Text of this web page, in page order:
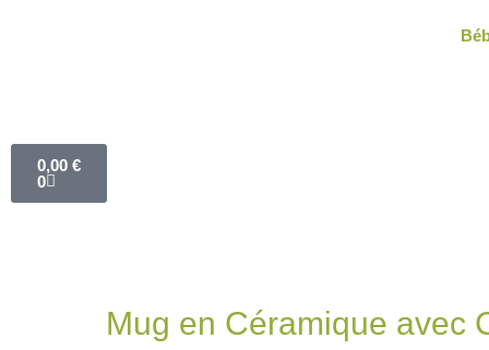
0,00 €
0
Mug en Céramique avec